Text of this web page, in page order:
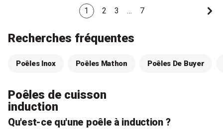
1 2 3 … 7
Recherches fréquentes
Poêles Inox Poêles Mathon Poêles De Buyer
Poêles de cuisson
induction
Qu'est-ce qu'une poêle à induction ?